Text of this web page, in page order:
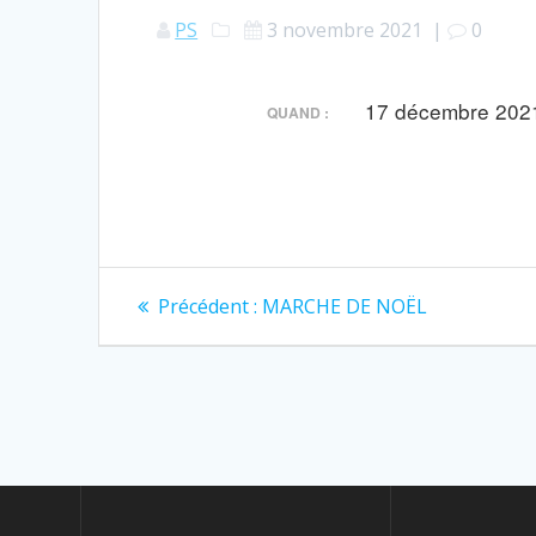
PS 3 novembre 2021 | 0
QUAND : 17 décembre
Navigation
de
Précédent : Article
MARCHE DE NOËL